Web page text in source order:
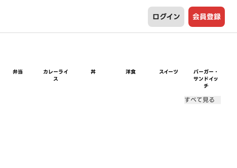
ログイン 会員登録
弁当
カレーライ
ス
丼 洋食 スイーツ
バーガー・
サンドイッ
チ
すべて見る